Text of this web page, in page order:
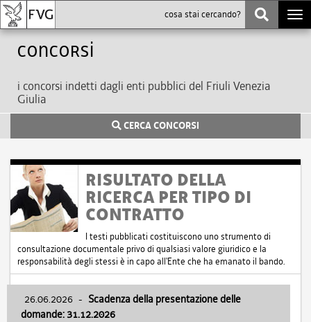
Concorsi
i concorsi indetti dagli enti pubblici del Friuli Venezia
Giulia
CERCA CONCORSI
RISULTATO DELLA
RICERCA PER TIPO DI
CONTRATTO
I testi pubblicati costituiscono uno strumento di
consultazione documentale privo di qualsiasi valore giuridico e la
responsabilità degli stessi è in capo all'Ente che ha emanato il bando.
26.06.2026 - Scadenza della presentazione delle
domande: 31.12.2026